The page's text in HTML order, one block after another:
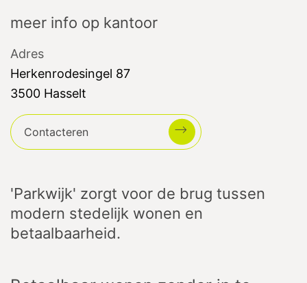
meer info op kantoor
Adres
Herkenrodesingel 87
3500 Hasselt
Contacteren
'Parkwijk' zorgt voor de brug tussen
modern stedelijk wonen en
betaalbaarheid.